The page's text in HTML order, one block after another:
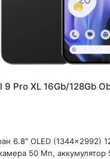
9 Pro XL 16Gb/128Gb
6.8" OLED (1344x2992)
50 Мп, аккумулятор